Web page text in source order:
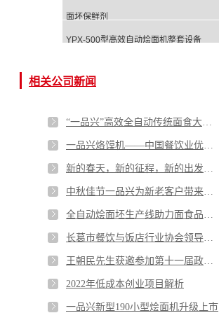
面坯保鲜剂
YPX-500型高效自动烩面机整套设备
相关公司新闻
2022年低成本创业项目解析
一品兴新型190小型烩面机升级上市